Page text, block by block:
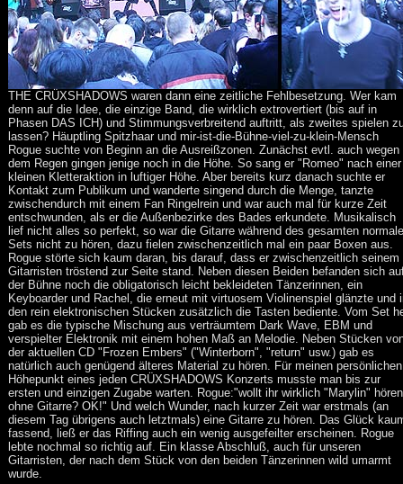
THE CRÜXSHADOWS waren dann eine zeitliche Fehlbesetzung. Wer kam
denn auf die Idee, die einzige Band, die wirklich extrovertiert (bis auf in
Phasen DAS ICH) und Stimmungsverbreitend auftritt, als zweites spielen
lassen? Häuptling Spitzhaar und mir-ist-die-Bühne-viel-zu-klein-Mensch
Rogue suchte von Beginn an die Ausreißzonen. Zunächst evtl. auch wegen
dem Regen gingen jenige noch in die Höhe. So sang er "Romeo" nach einer
kleinen Kletteraktion in luftiger Höhe. Aber bereits kurz danach suchte er
Kontakt zum Publikum und wanderte singend durch die Menge, tanzte
zwischendurch mit einem Fan Ringelrein und war auch mal für kurze Zeit
entschwunden, als er die Außenbezirke des Bades erkundete. Musikalisch
lief nicht alles so perfekt, so war die Gitarre während des gesamten
Sets nicht zu hören, dazu fielen zwischenzeitlich mal ein paar Boxen aus.
Rogue störte sich kaum daran, bis darauf, dass er zwischenzeitlich seinem
Gitarristen tröstend zur Seite stand. Neben diesen Beiden befanden sich
der Bühne noch die obligatorisch leicht bekleideten Tänzerinnen, ein
Keyboarder und Rachel, die erneut mit virtuosem Violinenspiel glänzte und
den rein elektronischen Stücken zusätzlich die Tasten bediente. Vom Set
gab es die typische Mischung aus verträumtem Dark Wave, EBM und
verspielter Elektronik mit einem hohen Maß an Melodie. Neben Stücken
der aktuellen CD "Frozen Embers" ("Winterborn", "return" usw.) gab es
natürlich auch genügend älteres Material zu hören. Für meinen persönlichen
Höhepunkt eines jeden CRÜXSHADOWS Konzerts musste man bis zur
ersten und einzigen Zugabe warten. Rogue:"wollt ihr wirklich "Marylin"
ohne Gitarre? OK!" Und welch Wunder, nach kurzer Zeit war erstmals (an
diesem Tag übrigens auch letztmals) eine Gitarre zu hören. Das Glück
fassend, ließ er das Riffing auch ein wenig ausgefeilter erscheinen. Rogue
lebte nochmal so richtig auf. Ein klasse Abschluß, auch für unseren
Gitarristen, der nach dem Stück von den beiden Tänzerinnen wild umarmt
wurde.